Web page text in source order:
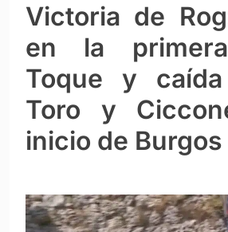
Victoria de
en la
Toque y
Toro y
inicio de Burgos